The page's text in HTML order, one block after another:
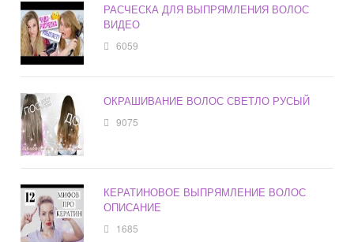
РАСЧЕСКА ДЛЯ ВЫПРЯМЛЕНИЯ ВОЛОС
ВИДЕО
6059
ОКРАШИВАНИЕ ВОЛОС СВЕТЛО РУСЫЙ
9075
КЕРАТИНОВОЕ ВЫПРЯМЛЕНИЕ ВОЛОС
ОПИСАНИЕ
1685